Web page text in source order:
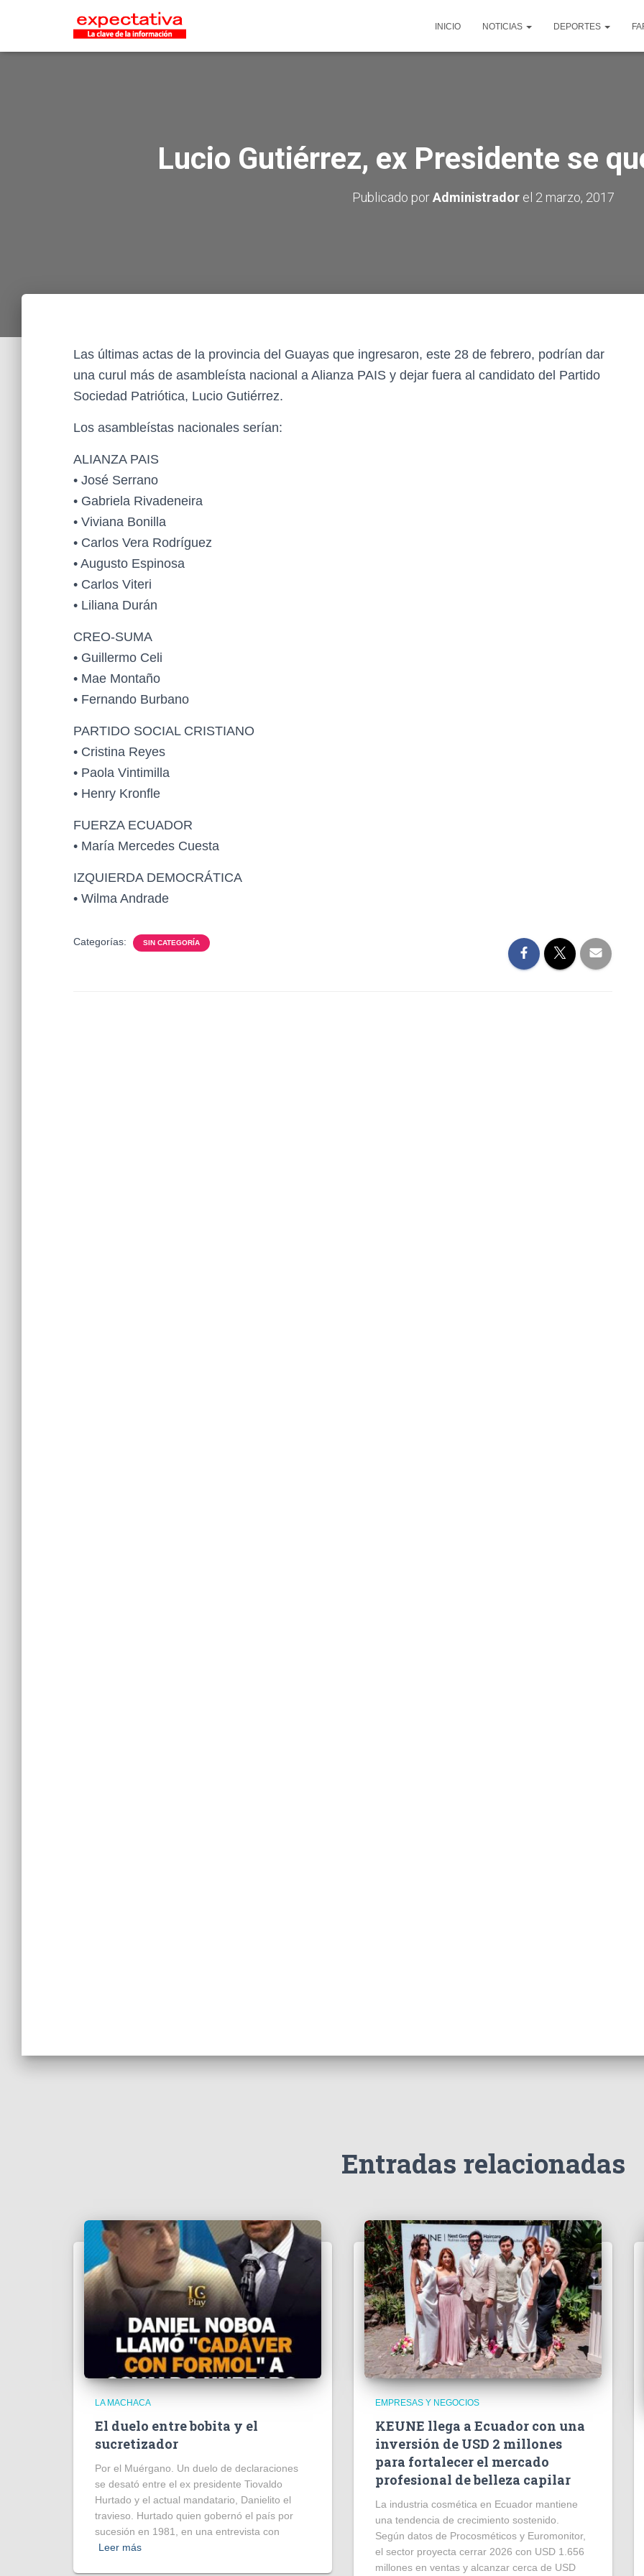
INICIO NOTICIAS DEPORTES
Lucio Gutiérrez, ex Presidente se
Publicado porAdministradorel 2 marzo, 2017
Las últimas actas de la provincia del Guayas que ingresaron, este 28 de febrero, podrían dar
una curul más de asambleísta nacional a Alianza PAIS y dejar fuera al candidato del Partido
Sociedad Patriótica, Lucio Gutiérrez.
Los asambleístas nacionales serían:
ALIANZA PAIS
• José Serrano
• Gabriela Rivadeneira
• Viviana Bonilla
• Carlos Vera Rodríguez
• Augusto Espinosa
• Carlos Viteri
• Liliana Durán
CREO-SUMA
• Guillermo Celi
• Mae Montaño
• Fernando Burbano
PARTIDO SOCIAL CRISTIANO
• Cristina Reyes
• Paola Vintimilla
• Henry Kronfle
FUERZA ECUADOR
• María Mercedes Cuesta
IZQUIERDA DEMOCRÁTICA
• Wilma Andrade
Categorías: SIN CATEGORÍA
Entradas relacionadas
LA MACHACA
El duelo entre bobita y el
sucretizador
Por el Muérgano. Un duelo de declaraciones
se desató entre el ex presidente Tiovaldo
Hurtado y el actual mandatario, Danielito el
travieso. Hurtado quien gobernó el país por
sucesión en 1981, en una entrevista con
Leer más
EMPRESAS Y NEGOCIOS
KEUNE llega a Ecuador con una
inversión de USD 2 millones
para fortalecer el mercado
profesional de belleza capilar
La industria cosmética en Ecuador mantiene
una tendencia de crecimiento sostenido.
Según datos de Procosméticos y Euromonitor,
el sector proyecta cerrar 2026 con USD 1.656
millones en ventas y alcanzar cerca de USD